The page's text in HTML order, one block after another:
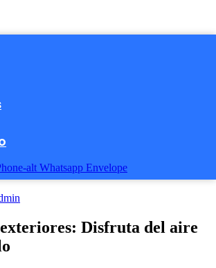
alt Whatsapp Envelope
Disfruta del aire